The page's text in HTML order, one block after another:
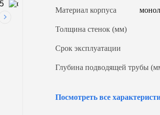
По способу применения
ключ
Материал корпуса
Толщина стенок (мм)
Срок эксплуатации
Глубина подводящей трубы
Посмотреть все